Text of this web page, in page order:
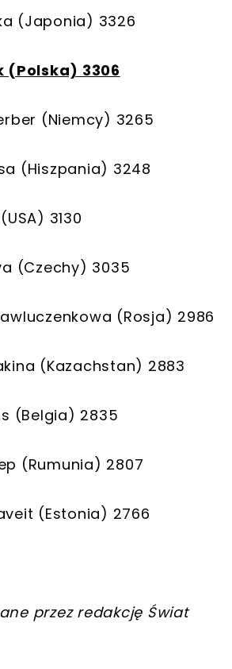
(Japonia) 3326
(Polska) 3306
(Niemcy) 3265
(Hiszpania) 3248
3130
(Czechy) 3035
(Rosja) 2986
(Kazachstan) 2883
(Belgia) 2835
(Rumunia) 2807
(Estonia) 2766
przez redakcję Świat